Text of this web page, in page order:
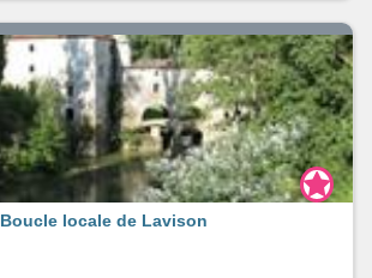
Boucle locale de Lavison